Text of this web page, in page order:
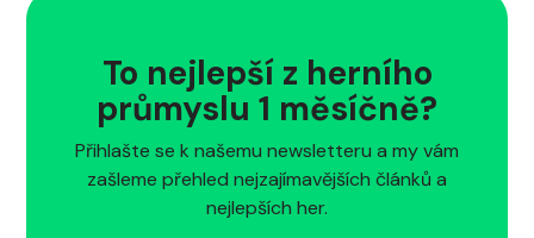
To nejlepší z herního
průmyslu 1 měsíčně?
Přihlašte se k našemu newsletteru a my vám
zašleme přehled nejzajímavějších článků a
nejlepších her.